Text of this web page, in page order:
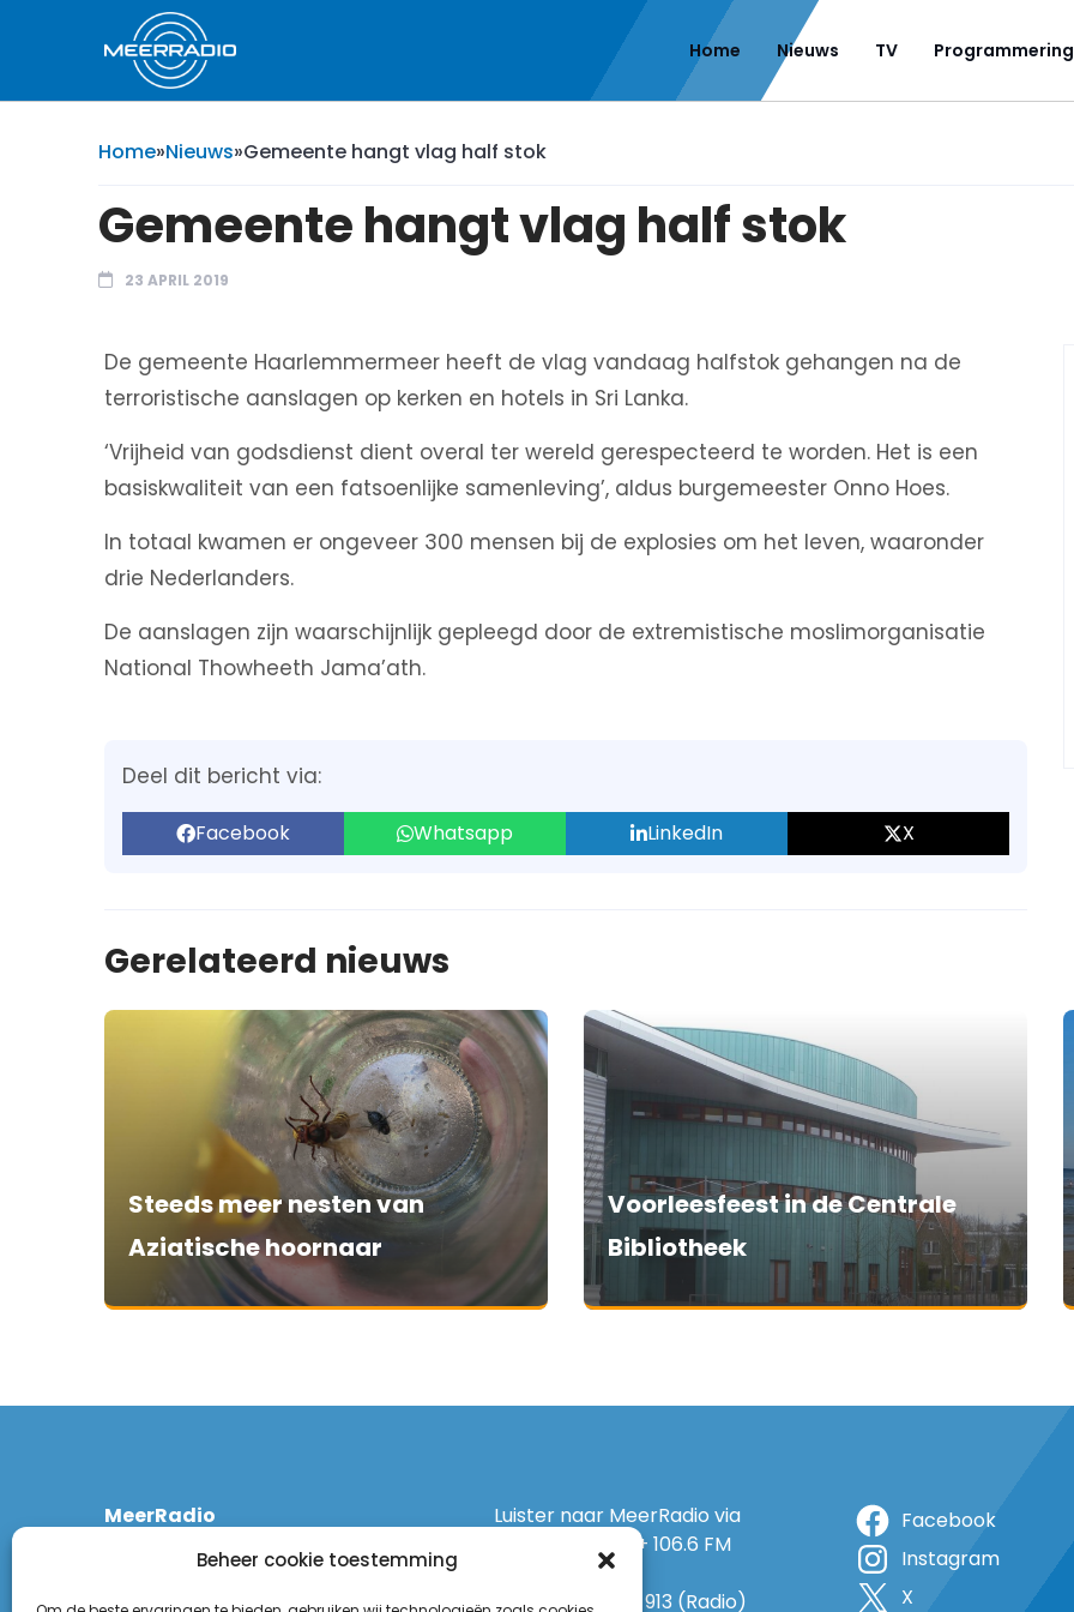
Beheer cookie toestemming
Home Nieuws TV Programmering
Home»Nieuws»Gemeente hangt vlag half stok
Gemeente hangt vlag half stok
23 APRIL 2019
De gemeente Haarlemmermeer heeft de vlag vandaag halfstok gehangen na de
terroristische aanslagen op kerken en hotels in Sri Lanka.
‘Vrijheid van godsdienst dient overal ter wereld gerespecteerd te worden. Het is een
basiskwaliteit van een fatsoenlijke samenleving’, aldus burgemeester Onno Hoes.
In totaal kwamen er ongeveer 300 mensen bij de explosies om het leven, waaronder
drie Nederlanders.
De aanslagen zijn waarschijnlijk gepleegd door de extremistische moslimorganisatie
National Thowheeth Jama’ath.
Deel dit bericht via:
Facebook Whatsapp LinkedIn X
Gerelateerd nieuws
Steeds meer nesten van
Aziatische hoornaar
Voorleesfeest in de Centrale
Bibliotheek
MeerRadio
2131 CT Hoofddorp
(023) 55 55 900
Luister naar MeerRadio via
Ether: 105.5 FM + 106.6 FM
DAB+ op 5A
Ziggo: 38 (TV) + 913 (Radio)
Facebook
Instagram
X